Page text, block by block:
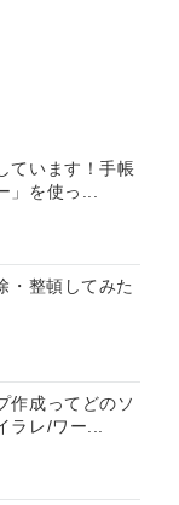
ています！手帳
」を使っ...
・整頓してみた
作成ってどのソ
ラレ/ワー...